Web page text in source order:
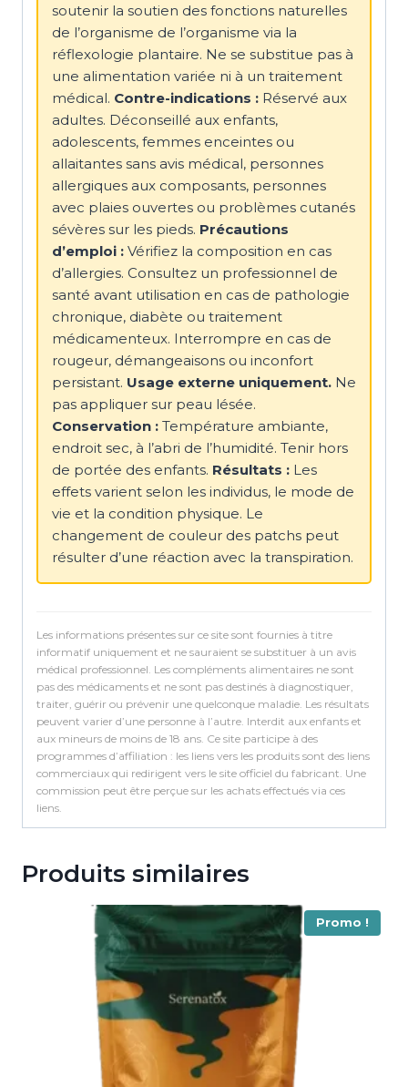
soutenir la soutien des fonctions naturelles
de l’organisme de l’organisme via la
réflexologie plantaire. Ne se substitue pas à
une alimentation variée ni à un traitement
médical. Contre-indications : Réservé aux
adultes. Déconseillé aux enfants,
adolescents, femmes enceintes ou
allaitantes sans avis médical, personnes
allergiques aux composants, personnes
avec plaies ouvertes ou problèmes cutanés
sévères sur les pieds. Précautions
d’emploi : Vérifiez la composition en cas
d’allergies. Consultez un professionnel de
santé avant utilisation en cas de pathologie
chronique, diabète ou traitement
médicamenteux. Interrompre en cas de
rougeur, démangeaisons ou inconfort
persistant. Usage externe uniquement. Ne
pas appliquer sur peau lésée.
Conservation : Température ambiante,
endroit sec, à l’abri de l’humidité. Tenir hors
de portée des enfants. Résultats : Les
effets varient selon les individus, le mode de
vie et la condition physique. Le
changement de couleur des patchs peut
résulter d’une réaction avec la transpiration.
Les informations présentes sur ce site sont fournies à titre
informatif uniquement et ne sauraient se substituer à un avis
médical professionnel. Les compléments alimentaires ne sont
pas des médicaments et ne sont pas destinés à diagnostiquer,
traiter, guérir ou prévenir une quelconque maladie. Les résultats
peuvent varier d’une personne à l’autre. Interdit aux enfants et
aux mineurs de moins de 18 ans. Ce site participe à des
programmes d’affiliation : les liens vers les produits sont des liens
commerciaux qui redirigent vers le site officiel du fabricant. Une
commission peut être perçue sur les achats effectués via ces
liens.
Produits similaires
Promo !